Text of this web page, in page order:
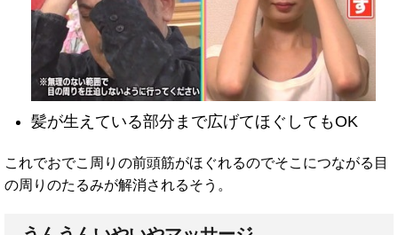
髪が生えている部分まで広げてほぐしてもOK
これでおでこ周りの前頭筋がほぐれるのでそこにつながる目
の周りのたるみが解消されるそう。